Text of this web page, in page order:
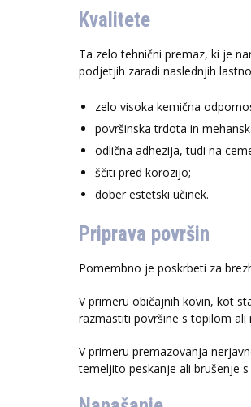
Kvalitete
Ta zelo tehnični premaz, ki je
podjetjih zaradi naslednjih
zelo visoka kemična
površinska trdota in
odlična adhezija, tudi na
ščiti pred korozijo;
dober estetski učinek.
Priprava površin
Pomembno je poskrbeti za
V primeru običajnih kovin, kot
razmastiti površine s topilom ali
V primeru premazovanja
temeljito peskanje ali brušenje